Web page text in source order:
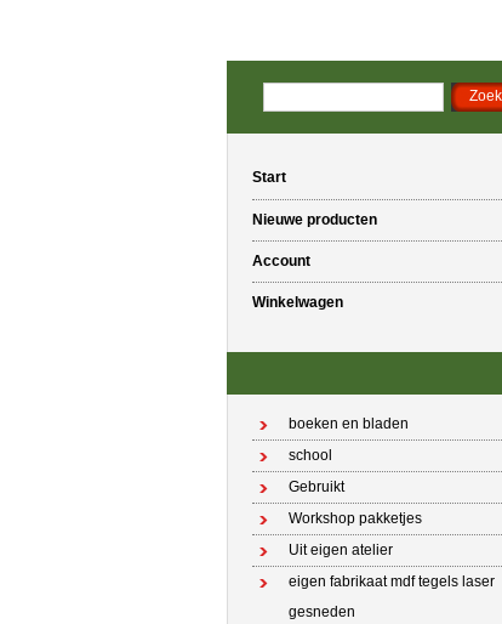
Start
Nieuwe producten
Account
Winkelwagen
boeken en bladen
school
Gebruikt
Workshop pakketjes
Uit eigen atelier
eigen fabrikaat mdf tegels laser
gesneden